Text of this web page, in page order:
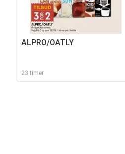
ALPRO/OATLY
23 timer